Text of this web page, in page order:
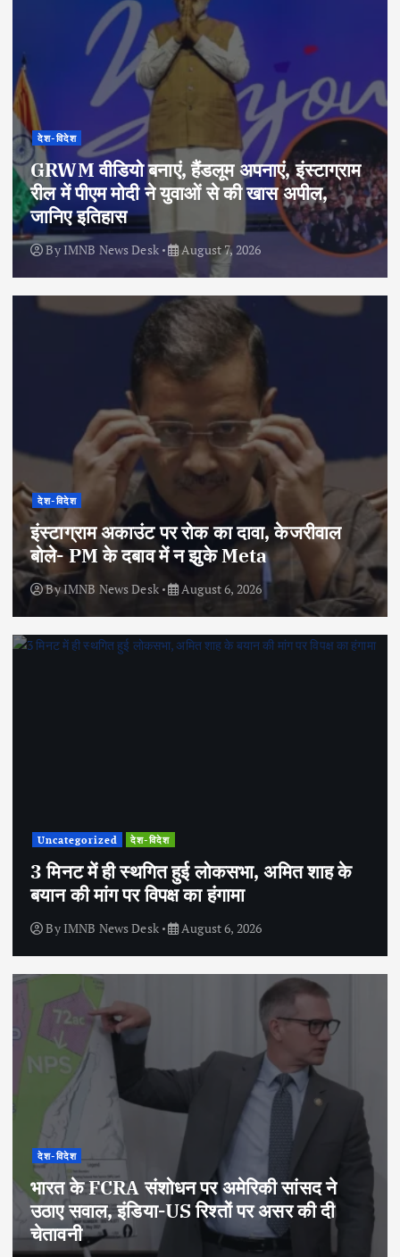
देश-विदेश
GRWM वीडियो बनाएं, हैंडलूम अपनाएं, इंस्टाग्राम
रील में पीएम मोदी ने युवाओं से की खास अपील,
जानिए इतिहास
By IMNB News Desk August 7, 2026
देश-विदेश
इंस्टाग्राम अकाउंट पर रोक का दावा, केजरीवाल
बोले- PM के दबाव में न झुके Meta
ByIMNB News Desk August 6, 2026
Uncategorized देश-विदेश
3 मिनट में ही स्थगित हुई लोकसभा, अमित शाह के
बयान की मांग पर विपक्ष का हंगामा
By IMNB News Desk August 6, 2026
देश-विदेश
भारत के FCRA संशोधन पर अमेरिकी सांसद ने
उठाए सवाल, इंडिया-US रिश्तों पर असर की दी
चेतावनी